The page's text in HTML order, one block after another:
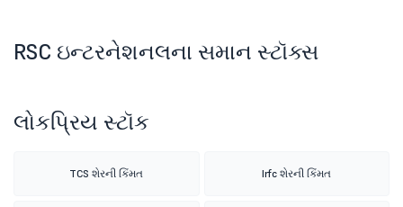
RSC ઇન્ટરનેશનલના સમાન સ્ટૉક્સ
લોકપ્રિય સ્ટૉક
TCS શેરની કિંમત Irfc શેરની કિંમત